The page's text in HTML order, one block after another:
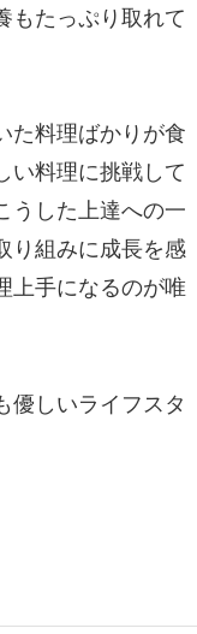
もたっぷり取れて
た料理ばかりが食
い料理に挑戦して
うした上達への一
り組みに成長を感
上手になるのが唯
優しいライフスタ